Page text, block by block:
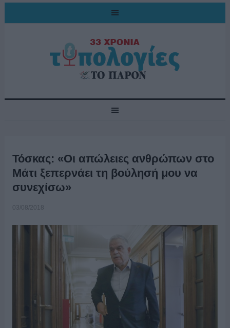
Τόσκας: «Οι απώλειες ανθρώπων στο
Μάτι ξεπερνάει τη βούλησή μου να
συνεχίσω»
03/08/2018